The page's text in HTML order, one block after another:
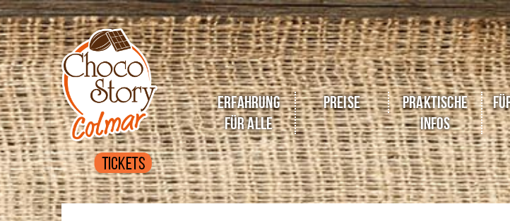
S
k
i
p
t
o
m
a
i
n
c
o
n
Erfahrung
für alle
Preise
Praktische
Infos